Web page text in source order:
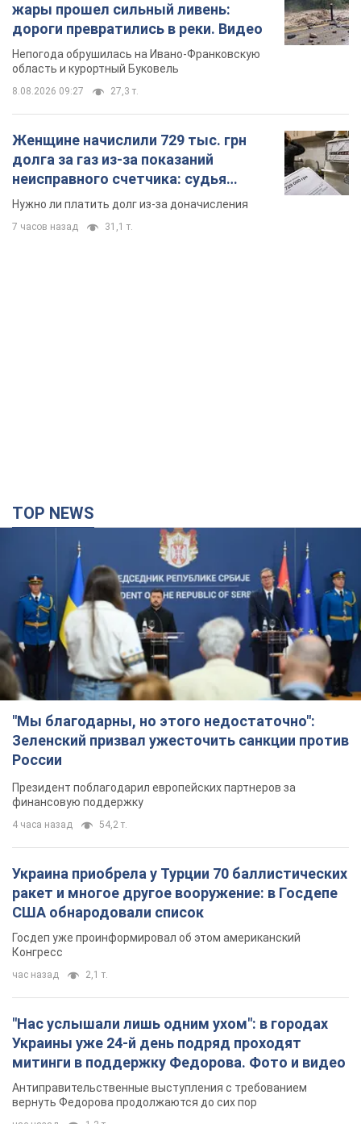
жары прошел сильный ливень:
дороги превратились в реки. Видео
Непогода обрушилась на Ивано-Франковскую
область и курортный Буковель
8.08.2026 09:27 27,3 т.
Женщине начислили 729 тыс. грн
долга за газ из-за показаний
неисправного счетчика: судья
вынес неожиданное решение
Нужно ли платить долг из-за доначисления
7 часов назад 31,1 т.
TOP NEWS
"Мы благодарны, но этого недостаточно":
Зеленский призвал ужесточить санкции против
России
Президент поблагодарил европейских партнеров за
финансовую поддержку
4 часа назад 54,2 т.
Украина приобрела у Турции 70 баллистических
ракет и многое другое вооружение: в Госдепе
США обнародовали список
Госдеп уже проинформировал об этом американский
Конгресс
час назад 2,1 т.
"Нас услышали лишь одним ухом": в городах
Украины уже 24-й день подряд проходят
митинги в поддержку Федорова. Фото и видео
Антиправительственные выступления с требованием
вернуть Федорова продолжаются до сих пор